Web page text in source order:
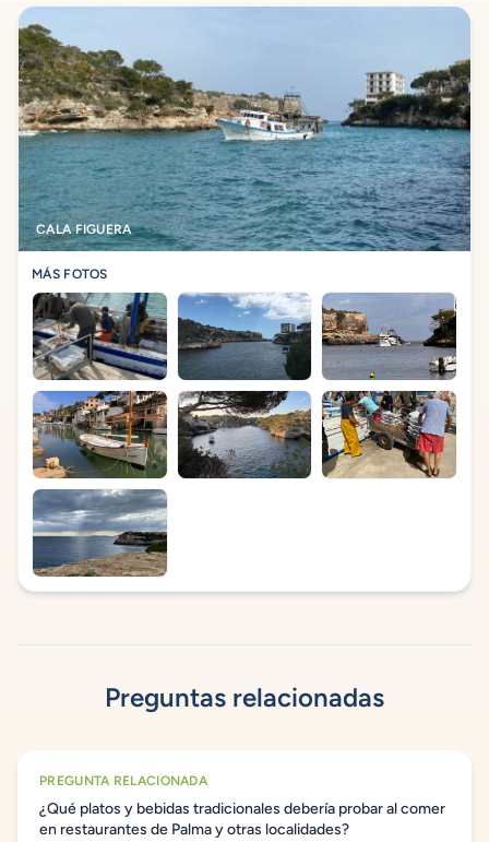
CALA FIGUERA
MÁS FOTOS
Preguntas relacionadas
PREGUNTA RELACIONADA
¿Qué platos y bebidas tradicionales debería probar al comer
en restaurantes de Palma y otras localidades?